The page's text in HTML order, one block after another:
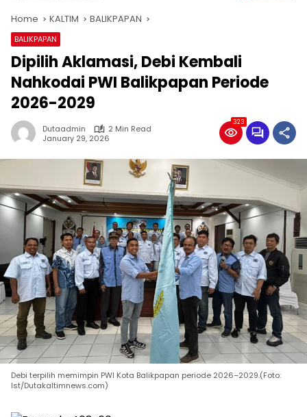
Home KALTIM BALIKPAPAN
BALIKPAPAN
Dipilih Aklamasi, Debi Kembali
Nahkodai PWI Balikpapan Periode
2026-2029
Dutaadmin
2 Min Read
January 29, 2026
323
Debi terpilih memimpin PWI Kota Balikpapan periode 2026–2029.(Foto:
Ist/Dutakaltimnews.com)